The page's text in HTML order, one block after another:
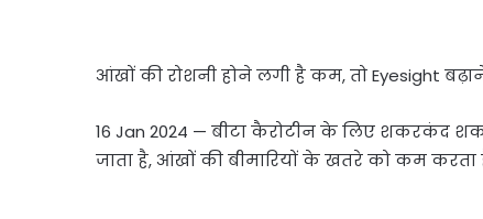
आंखों की रोशनी होने लगी है कम, तो Eyesight
16 Jan 2024 — बीटा कैरोटीन के लिए शकरकंद
जाता है, आंखों की बीमारियों के खतरे को कम